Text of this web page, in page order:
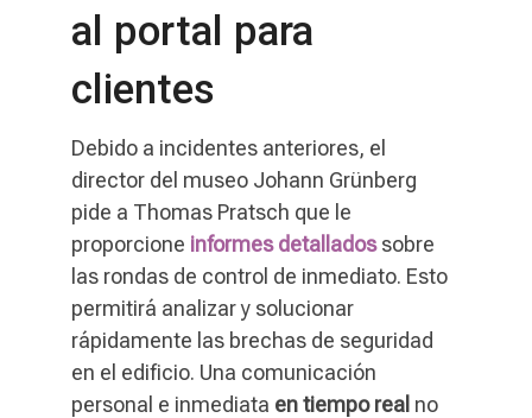
al portal para
clientes
Debido a incidentes anteriores, el
director del museo Johann Grünberg
pide a Thomas Pratsch que le
proporcione informes detalladossobre
las rondas de control de inmediato. Esto
permitirá analizar y solucionar
rápidamente las brechas de seguridad
en el edificio. Una comunicación
personal e inmediata en tiempo real no